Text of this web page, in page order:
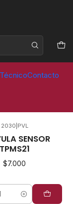
Contacto
a 17:30 horas
2030 PVL
SENSOR
TPMS21
$7.000